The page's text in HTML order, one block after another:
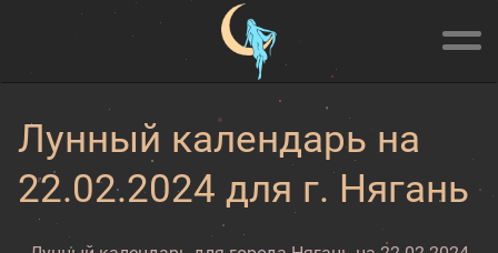
Лунный календарь на
22.02.2024 для г. Нягань